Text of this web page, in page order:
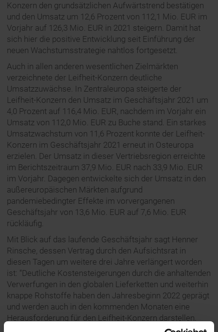
Konzern den grundsätzlichen Aufwärtstrend bestätigen
und den Umsatz um 12,6 Prozent von 112,1 Mio. EUR im
Vorjahr auf 126,3 Mio. EUR in 2021 steigern. Damit hat
sich hier die positive Entwicklung seit Einführung der
neuen Wachstumsstrategie nahtlos fortgesetzt.
Auch in allen anderen wesentlichen Zielmärkten
verzeichnete der Leifheit-Konzern deutliche
Umsatzzuwächse. In Zentraleuropa steigerte der
Leifheit-Konzern den Umsatz im Geschäftsjahr 2021 um
4,0 Prozent auf 116,4 Mio. EUR, nachdem im Vorjahr ein
Umsatz von 112,0 Mio. EUR zu Buche stand. Ein starkes
Umsatzwachstum von 11,6 Prozent konnte der Leifheit-
Konzern im Geschäftsjahr 2021 erneut in Osteuropa
erzielen. Der Umsatz in dieser Vertriebsregion erreichte
im Berichtszeitraum 37,9 Mio. EUR nach 33,9 Mio. EUR
im Vorjahr. Dagegen entwickelte sich der Umsatz in den
außereuropäischen Märkten aufgrund
pandemiebedingter Effekte im vorvergangenen
Geschäftsjahr von 13,6 Mio. EUR auf 7,6 Mio. EUR
rückläufig.
Mit Blick auf das laufende Geschäftsjahr sagt Henner
Rinsche, dessen Vertrag durch den Aufsichtsrat in
diesen Tagen um weitere drei Jahre verlängert worden
ist: “Deutliche Kostensteigerungen durch die anhaltenden
Verwerfungen in den globalen Lieferketten und weiterhin
knappe Rohstoffe haben den Jahresbeginn 2022 geprägt
und werden auch in den kommenden Monaten eine
Herausforderung für den Leifheit-Konzern darstellen.
Dieser Entwicklung werden wir weiterhin durch ein